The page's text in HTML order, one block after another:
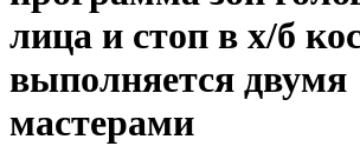
лица и стоп в х/б
выполняется двумя
мастерами